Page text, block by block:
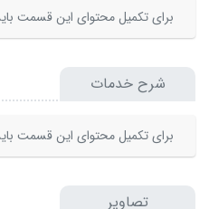
برای تکمیل محتوای این قسمت
شرح خدمات
برای تکمیل محتوای این قسمت
تصاویر